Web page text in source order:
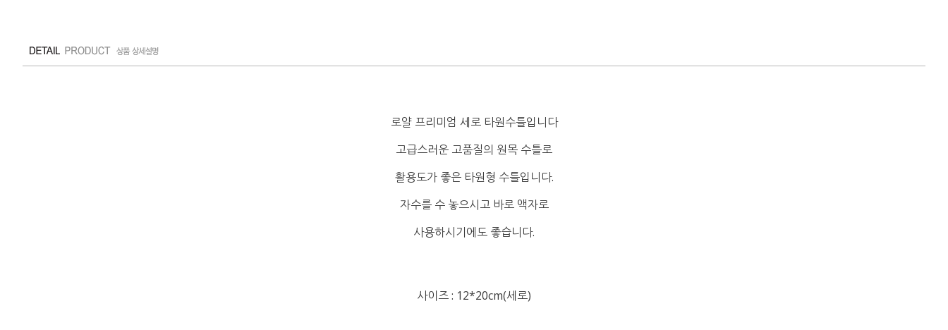
로얄 프리미엄 세로 타원수틀입니다
고급스러운 고품질의 원목 수틀로
활용도가 좋은 타원형 수틀입니다.
자수를 수 놓으시고 바로 액자로
사용하시기에도 좋습니다.
사이즈 : 12*20cm(세로)